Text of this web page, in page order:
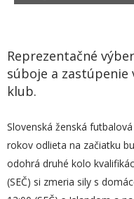
Reprezentačné
súboje a zastúpenie
klub.
Slovenská ženská
rokov odlieta na začiatku
odohrá druhé kolo
(SEČ) si zmeria sily s